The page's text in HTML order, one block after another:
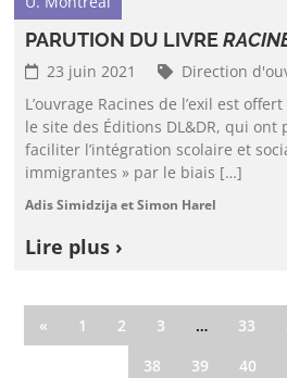
PARUTION DU LIVRE
23 juin 2021
Direction
L’ouvrage Racines de l’exil est
le site des Éditions DL&DR, qui ont
faciliter l’intégration scolaire et
immigrantes » par le biais […]
Adis Simidzija et Simon Harel
Lire plus ›
« 1 2 3 … 33
38
39 40